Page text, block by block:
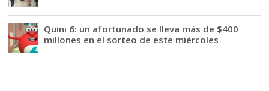
Quini 6: un afortunado se lleva más de $400
millones en el sorteo de este miércoles